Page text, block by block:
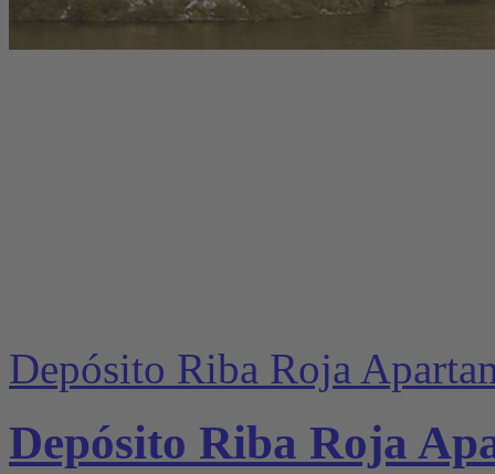
Depósito Riba Roja
Depósito Riba Roja